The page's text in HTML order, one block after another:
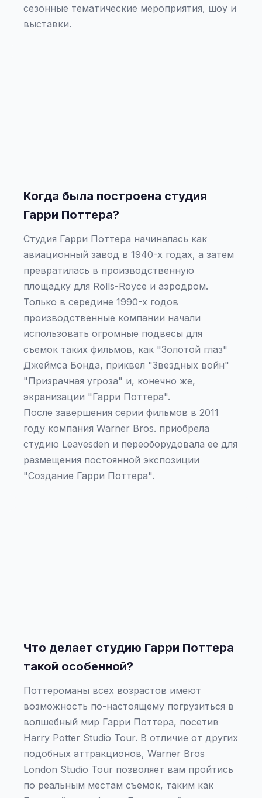
сезонные тематические мероприятия, шоу и
выставки.
Когда была построена студия
Гарри Поттера?
Студия Гарри Поттера начиналась как
авиационный завод в 1940-х годах, а затем
превратилась в производственную
площадку для Rolls-Royce и аэродром.
Только в середине 1990-х годов
производственные компании начали
использовать огромные подвесы для
съемок таких фильмов, как "Золотой глаз"
Джеймса Бонда, приквел "Звездных войн"
"Призрачная угроза" и, конечно же,
экранизации "Гарри Поттера".
После завершения серии фильмов в 2011
году компания Warner Bros. приобрела
студию Leavesden и переоборудовала ее для
размещения постоянной экспозиции
"Создание Гарри Поттера".
Что делает студию Гарри Поттера
такой особенной?
Поттероманы всех возрастов имеют
возможность по-настоящему погрузиться в
волшебный мир Гарри Поттера, посетив
Harry Potter Studio Tour. В отличие от других
подобных аттракционов, Warner Bros
London Studio Tour позволяет вам пройтись
по реальным местам съемок, таким как